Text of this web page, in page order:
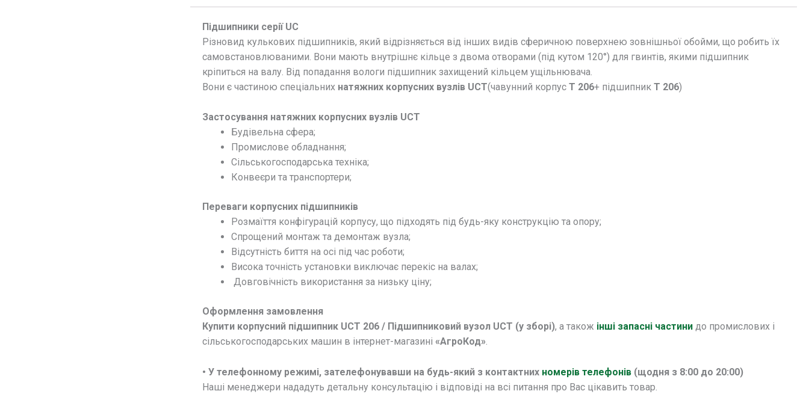
Підшипники серії UC
Різновид кулькових підшипників, який відрізняється від інших видів сферичною поверхнею зовнішньої обойми, що робить їх
самовстановлюваними. Вони мають внутрішнє кільце з двома отворами (під кутом 120°) для гвинтів, якими підшипник
кріпиться на валу. Від попадання вологи підшипник захищений кільцем ущільнювача.
Вони є частиною спеціальних натяжних корпусних вузлів UCT(чавунний корпус T 206+ підшипник T 206)
Застосування натяжних корпусних вузлів UCT
Будівельна сфера;
Промислове обладнання;
Сільськогосподарська техніка;
Конвеєри та транспортери;
Переваги корпусних підшипників
Розмаїття конфігурацій корпусу, що підходять під будь-яку конструкцію та опору;
Спрощений монтаж та демонтаж вузла;
Відсутність биття на осі під час роботи;
Висока точність установки виключає перекіс на валах;
Довговічність використання за низьку ціну;
Оформлення замовлення
Купити корпусний підшипник UCT 206 / Підшипниковий вузол UCT (у зборі), а також інші запасні частинидо промислових і
сільськогосподарських машин в інтернет-магазині «АгроКод».
• У телефонному режимі, зателефонувавши на будь-який з контактних номерів телефонів(щодня з 8:00 до 20:00)
Наші менеджери нададуть детальну консультацію і відповіді на всі питання про Вас цікавить товар.